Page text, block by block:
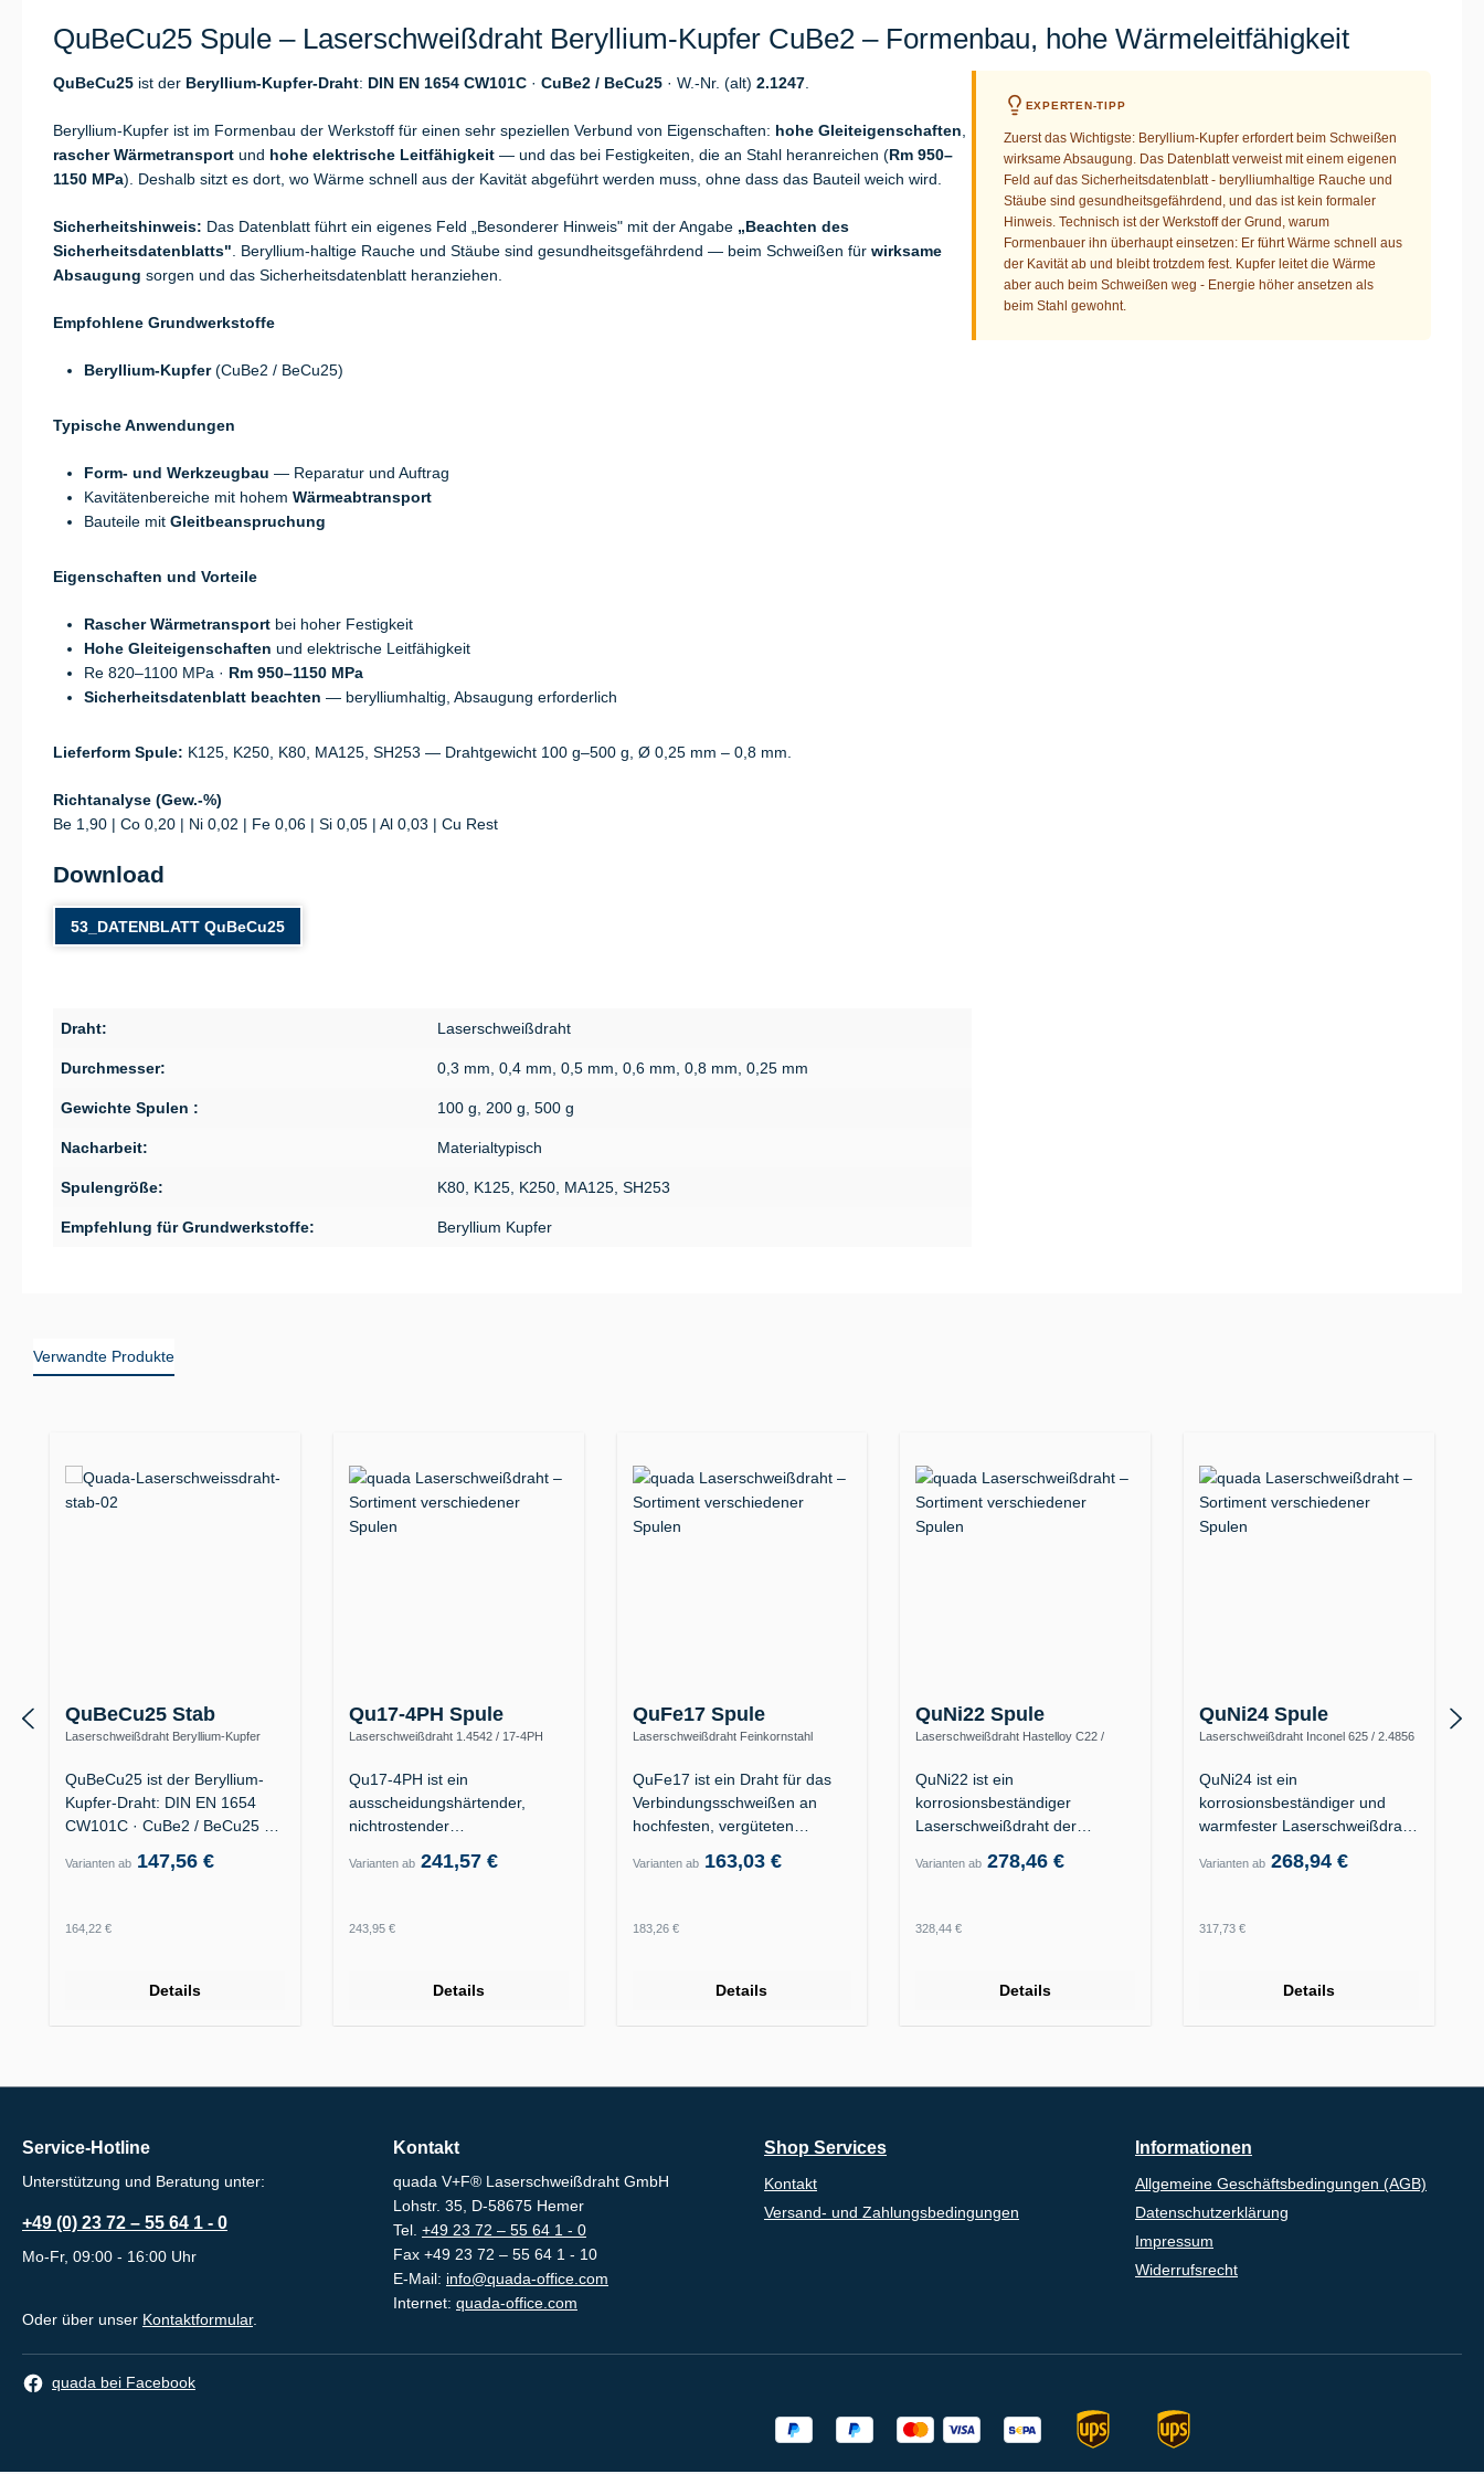
QuBeCu25 Spule – Laserschweißdraht Beryllium-Kupfer CuBe2 – Formenbau, hohe Wärmeleitfähigkeit
QuBeCu25 ist der Beryllium-Kupfer-Draht: DIN EN 1654 CW101C · CuBe2 / BeCu25 · W.-Nr. (alt) 2.1247
Beryllium-Kupfer ist im Formenbau der Werkstoff für einen sehr speziellen Verbund von Eigenschaften: hohe Gleiteigenschaften
rascher Wärmetransport und hohe elektrische Leitfähigkeit — und das bei Festigkeiten, die an Stahl heranreichen (Rm 950–
1150 MPa). Deshalb sitzt es dort, wo Wärme schnell aus der Kavität abgeführt werden muss, ohne dass das Bauteil weich wird.
Sicherheitshinweis: Das Datenblatt führt ein eigenes Feld „Besonderer Hinweis" mit der Angabe „Beachten des
Sicherheitsdatenblatts" . Beryllium-haltige Rauche und Stäube sind gesundheitsgefährdend — beim Schweißen für wirksame
Absaugung sorgen und das Sicherheitsdatenblatt heranziehen.
Empfohlene Grundwerkstoffe
Beryllium-Kupfer(CuBe2 / BeCu25)
Typische Anwendungen
Form- und Werkzeugbau — Reparatur und Auftrag
Kavitätenbereiche mit hohem Wärmeabtransport
Bauteile mit Gleitbeanspruchung
Eigenschaften und Vorteile
Rascher Wärmetransport bei hoher Festigkeit
Hohe Gleiteigenschaften und elektrische Leitfähigkeit
Re 820–1100 MPa · Rm 950–1150 MPa
Sicherheitsdatenblatt beachten — beryllium­haltig, Absaugung erforderlich
Lieferform Spule: K125, K250, K80, MA125, SH253 — Drahtgewicht 100 g–500 g, Ø 0,25 mm – 0,8 mm.
Richtanalyse (Gew.-%)
Be 1,90 | Co 0,20 | Ni 0,02 | Fe 0,06 | Si 0,05 | Al 0,03 | Cu Rest
Download
53_DATENBLATT QuBeCu25
Draht: Laserschweißdraht
Durchmesser: 0,3 mm, 0,4 mm, 0,5 mm, 0,6 mm, 0,8 mm, 0,25 mm
Gewichte Spulen : 100 g, 200 g, 500 g
Nacharbeit: Materialtypisch
Spulengröße: K80, K125, K250, MA125, SH253
Empfehlung für Grundwerkstoffe: Beryllium Kupfer
EXPERTEN-TIPP
Zuerst das Wichtigste: Beryllium-Kupfer erfordert beim Schweißen
wirksame Absaugung. Das Datenblatt verweist mit einem eigenen
Feld auf das Sicherheitsdatenblatt - berylliumhaltige Rauche und
Stäube sind gesundheitsgefährdend, und das ist kein formaler
Hinweis. Technisch ist der Werkstoff der Grund, warum
Formenbauer ihn überhaupt einsetzen: Er führt Wärme schnell aus
der Kavität ab und bleibt trotzdem fest. Kupfer leitet die Wärme
aber auch beim Schweißen weg - Energie höher ansetzen als
beim Stahl gewohnt.
Verwandte Produkte
QuBeCu25 Stab
Laserschweißdraht Beryllium-Kupfer
QuBeCu25 ist der Beryllium-
Kupfer-Draht: DIN EN 1654
CW101C · CuBe2 / BeCu25 ·
Varianten ab 147,56 €
Regulärer Preis:
164,22 €
Details
Qu17-4PH Spule
Laserschweißdraht 1.4542 / 17-4PH
Qu17-4PH ist ein
ausscheidungshärtender,
nichtrostender
Legierung…
Varianten ab241,57 €
Regulärer Preis:
243,95 €
Details
QuFe17 Spule
Laserschweißdraht Feinkornstahl
QuFe17 ist ein Draht für das
Verbindungsschweißen an
hochfesten, vergüteten…
Varianten ab163,03 €
Regulärer Preis:
183,26 €
Details
QuNi22 Spule
Laserschweißdraht Hastelloy C22 /
QuNi22 ist ein
korrosionsbeständiger
Laserschweißdraht der
Varianten ab 278,46 €
Regulärer Preis:
328,44 €
Details
QuNi24 Spule
Laserschweißdraht Inconel 625 / 2.4856
QuNi24 ist ein
korrosionsbeständiger und
warmfester Laserschweißdraht
Varianten ab 268,94 €
Regulärer Preis:
317,73 €
Details
Service-Hotline
Unterstützung und Beratung unter:
+49 (0) 23 72 – 55 64 1 - 0
Mo-Fr, 09:00 - 16:00 Uhr
Oder über unser Kontaktformular.
Kontakt
quada V+F® Laserschweißdraht GmbH
Lohstr. 35, D-58675 Hemer
Tel. +49 23 72 – 55 64 1 - 0
Fax +49 23 72 – 55 64 1 - 10
E-Mail: info@quada-office.com
Internet: quada-office.com
Shop Services
Kontakt
Versand- und Zahlungsbedingungen
Informationen
Allgemeine Geschäftsbedingungen (AGB)
Datenschutzerklärung
Impressum
Widerrufsrecht
quada bei Facebook